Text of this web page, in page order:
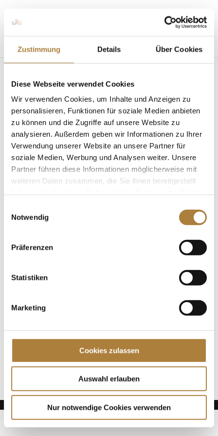
Zustimmung Details Über Cookies
Diese Webseite verwendet Cookies
Wir verwenden Cookies, um Inhalte und Anzeigen zu
personalisieren, Funktionen für soziale Medien anbieten
zu können und die Zugriffe auf unsere Website zu
analysieren. Außerdem geben wir Informationen zu Ihrer
Verwendung unserer Website an unsere Partner für
soziale Medien, Werbung und Analysen weiter. Unsere
Partner führen diese Informationen möglicherweise mit
weiteren Daten zusammen, die Sie ihnen bereitgestellt
Notwendig
Präferenzen
Statistiken
Marketing
Cookies zulassen
Auswahl erlauben
Nur notwendige Cookies verwenden
Seite wählen
#reiterbleibenzuhausefestival der FN am 18.
April 2020
von Inga Schmidt | 17. April 2020
Sportler, Experten und Influencer im Pferdesport
gehen bei Instagram live Ein Tag, sechs Stunden,
zwölf Pferdesportler – das ist das
Reiterliche Vereinigung e.V. (FN) ins Leben gerufen
Jede Spende zählt!
Talentpool-Athlet Calvin Böckmann wird U25-
100. Geburtstag von HGW: Warendorf erinnert an
eine Legende des Pferdesports
Goldenes Reitabzeichen für Carolina Miesner